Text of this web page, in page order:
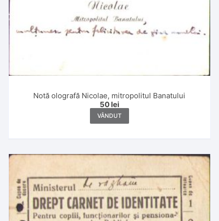
Notă olografă Nicolae, mitropolitul Banatului
50 lei
VÂNDUT